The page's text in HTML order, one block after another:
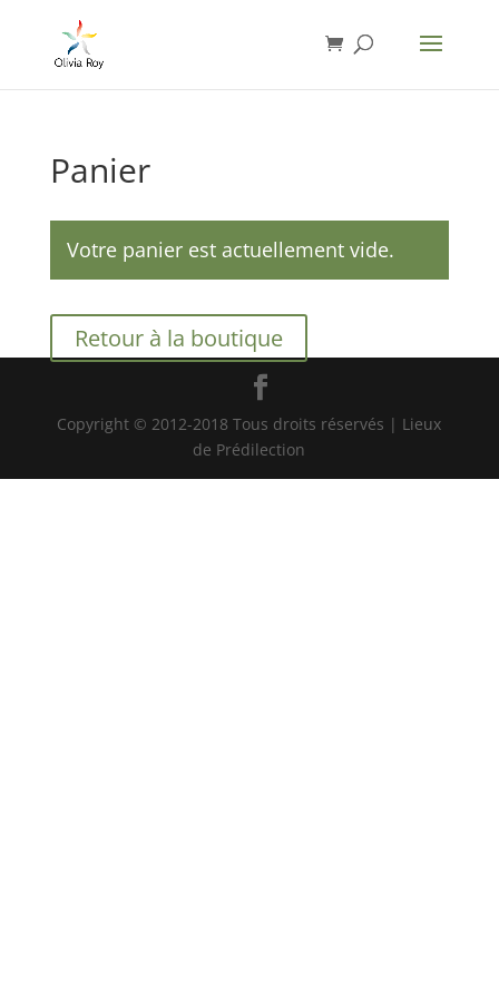
Panier
Votre panier est actuellement vide.
Retour à la boutique
Copyright © 2012-2018 Tous droits réservés | Lieux
de Prédilection